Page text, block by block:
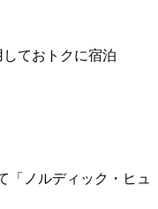
ておトクに宿泊
「ノルディック・ヒュ